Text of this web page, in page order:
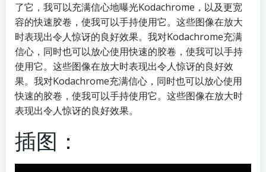
了它，我可以充满信心地曝光Kodachrome，以及更宽
容的快速胶卷，使​​我可以手持使用它。这些图像在放大
时表现出令人惊讶的良好效果。我对Kodachrome充满
信心，同时也可以放心使用快速的胶卷，使我可以手持
使用它。这些图像在放大时表现出令人惊讶的良好效
果。我对Kodachrome充满信心，同时也可以放心使用
快速的胶卷，使我可以手持使用它。这些图像在放大时
表现出令人惊讶的良好效果。
插图：